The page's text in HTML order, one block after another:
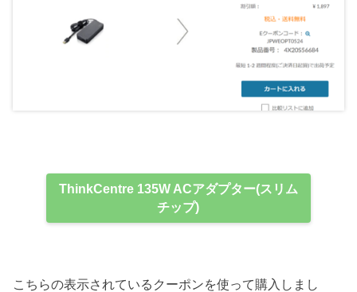
ThinkCentre 135W ACアダプター(スリム
チップ)
こちらの表示されているクーポンを使って購入しまし